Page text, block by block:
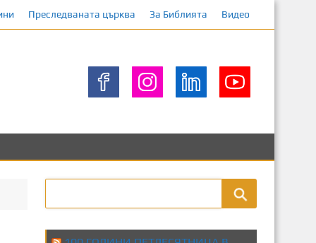
Преследваната църква За Библията Видео